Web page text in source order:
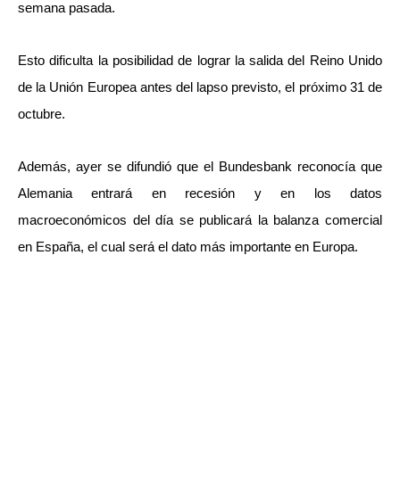
semana pasada.
Esto dificulta la posibilidad de lograr la salida del Reino Unido
de la Unión Europea antes del lapso previsto, el próximo 31 de
octubre.
Además, ayer se difundió que el Bundesbank reconocía que
Alemania entrará en recesión y en los datos
macroeconómicos del día se publicará la balanza comercial
en España, el cual será el dato más importante en Europa.